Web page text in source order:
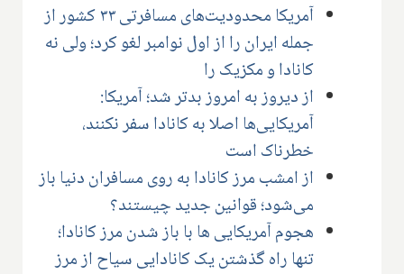
آمریکا محدودیت‌های مسافرتی ۳۳ کشور از
جمله ایران را از اول نوامبر لغو کرد؛ ولی نه
کانادا و مکزیک را
از دیروز به امروز بدتر شد؛ آمریکا:
آمریکایی‌ها اصلا به کانادا سفر نکنند،
خطرناک است
از امشب مرز کانادا به روی مسافران دنیا باز
می‌شود؛ قوانین جدید چیستند؟
هجوم آمریکایی ها با باز شدن مرز کانادا؛
تنها راه گذشتن یک کانادایی سیاح از مرز